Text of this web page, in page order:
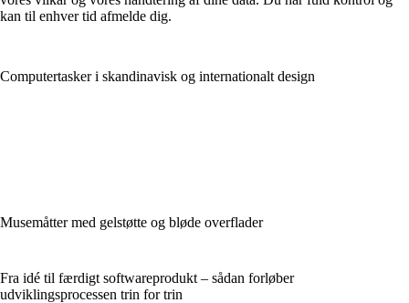
kan til enhver tid afmelde dig.
Computertasker i skandinavisk og internationalt design
Musemåtter med gelstøtte og bløde overflader
Fra idé til færdigt softwareprodukt – sådan forløber
udviklingsprocessen trin for trin